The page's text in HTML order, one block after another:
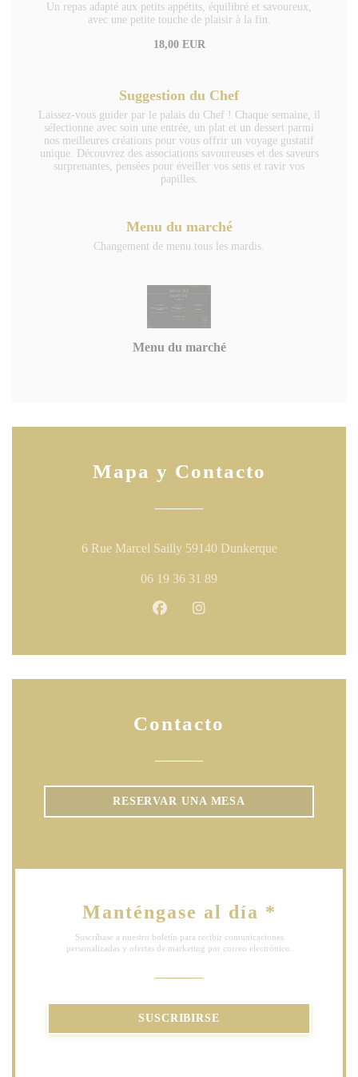
Un repas adapté aux petits appétits, équilibré et savoureux,
avec une petite touche de plaisir à la fin.
18,00 EUR
Suggestion du Chef
Laissez-vous guider par le palais du Chef ! Chaque semaine, il
sélectionne avec soin une entrée, un plat et un dessert parmi
nos meilleures créations pour vous offrir un voyage gustatif
unique. Découvrez des associations savoureuses et des saveurs
surprenantes, pensées pour éveiller vos sens et ravir vos
papilles.
Menu du marché
Changement de menu tous les mardis.
Menu du marché
Mapa y Contacto
6 Rue Marcel Sailly 59140 Dunkerque((abre en una
06 19 36 31 89
Facebook ((abre en una nueva
Contacto
RESERVAR UNA MESA
Manténgase al día *
Suscríbase a nuestro boletín para recibir comunicaciones
personalizadas y ofertas de marketing por correo electrónico.
SUSCRIBIRSE